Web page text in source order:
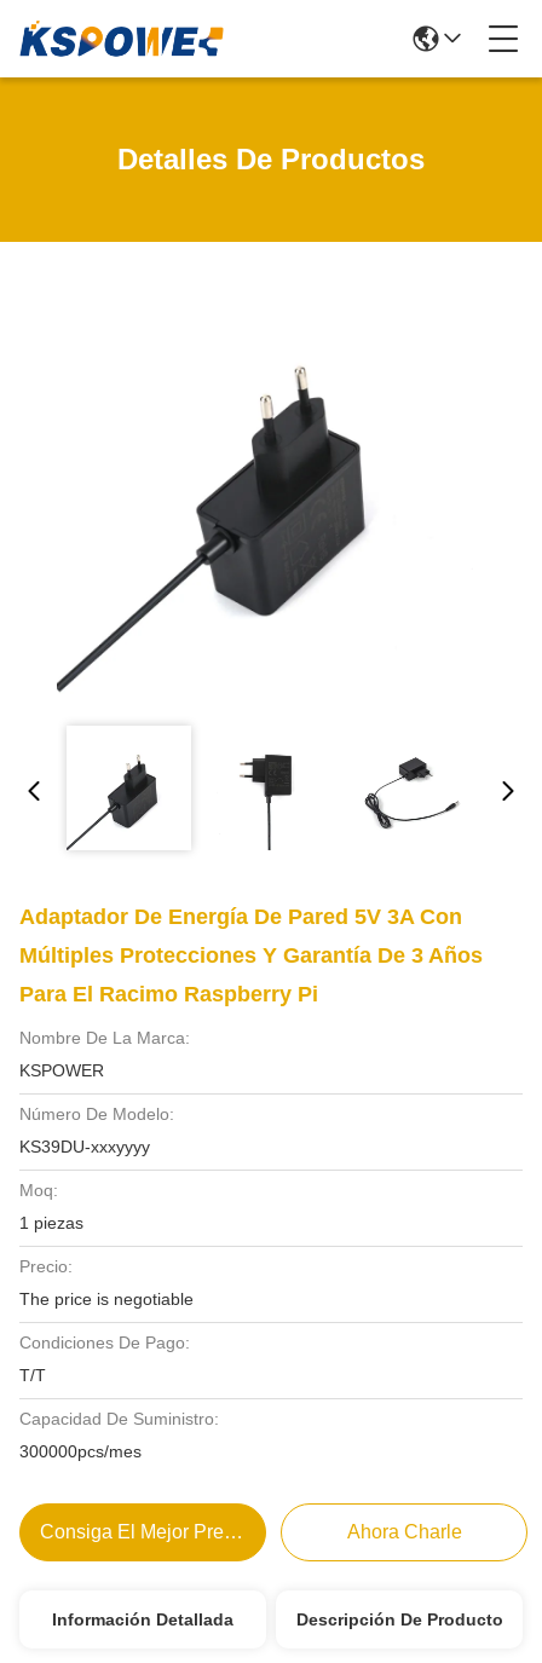
Detalles De Productos
Adaptador De Energía De Pared 5V 3A Con
Múltiples Protecciones Y Garantía De 3 Años
Para El Racimo Raspberry Pi
Nombre De La Marca:
KSPOWER
Número De Modelo:
KS39DU-xxxyyyy
Moq:
1 piezas
Precio:
The price is negotiable
Condiciones De Pago:
T/T
Capacidad De Suministro:
300000pcs/mes
Consiga El Mejor Precio Ahora Charle
Información Detallada Descripción De Producto